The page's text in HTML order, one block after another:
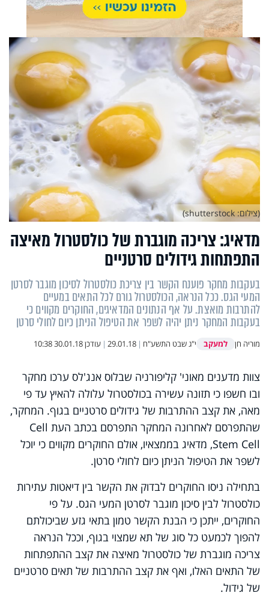
מדאיג: צריכה מוגברת של כולסטרול מאיצה
התפתחות גידולים סרטניים
בעקבות מחקר פוענח הקשר בין צריכת כולסטרול לסיכון מוגבר לסרטן
המעי הגס. ככל הנראה, הכולסטרול גורם לכל התאים במעיים
להתרבות מואצת. על אף הנתונים המדאיגים, החוקרים מקווים כי
בעקבות המחקר ניתן יהיה לשפר את הטיפול הניתן כיום לחולי סרטן
מוריה חן למעקב י"ג שבט התשע"ח |
29.01.18
| עודכן30.01.18 10:38
(צילום: shutterstock)
צוות מדענים מאוני' קליפורניה שבלוס אנג'לס ערכו מחקר
ובו חשפו כי תזונה עשירה בכולסטרול עלולה להאיץ עד פי
מאה, את קצב ההתרבות של גידולים סרטניים בגוף. המחקר,
שהתפרסם לאחרונה המחקר התפרסם בכתב העת Cell
Stem Cell, מדאיג בממצאיו, אולם החוקרים מקווים כי יוכל
לשפר את הטיפול הניתן כיום לחולי סרטן.
בתחילה ניסו החוקרים לבדוק את הקשר בין דיאטות עתירות
כולסטרול לבין סיכון מוגבר לסרטן המעי הגס. על פי
החוקרים, ייתכן כי הבנת הקשר טמון בתאי גזע שביכולתם
להפוך לכמעט כל סוג של תא שמצוי בגוף, וככל הנראה
צריכה מוגברת של כולסטרול מאיצה את קצב ההתפתחות
של התאים האלו, ואף את קצב ההתרבות של תאים סרטניים
של גידול.